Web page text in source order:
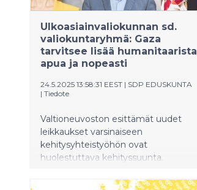
Ulkoasiainvaliokunnan sd.
valiokuntaryhmä: Gaza
tarvitsee lisää humanitaarista
apua ja nopeasti
24.5.2025 13:58:31 EEST | SDP EDUSKUNTA
| Tiedote
Valtioneuvoston esittämät uudet
leikkaukset varsinaiseen
kehitysyhteistyöhön ovat
huolestuttava kehityssuunta.
erittäin vakava ja Gaza tarvitsee